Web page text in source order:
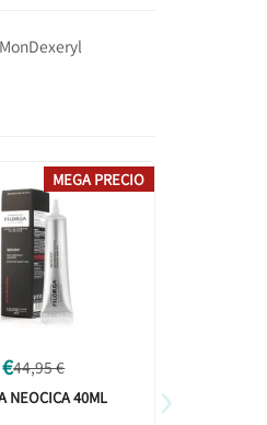
MonDexeryl
44,95 €
NEOCICA 40ML
MEGA PRECIO
›